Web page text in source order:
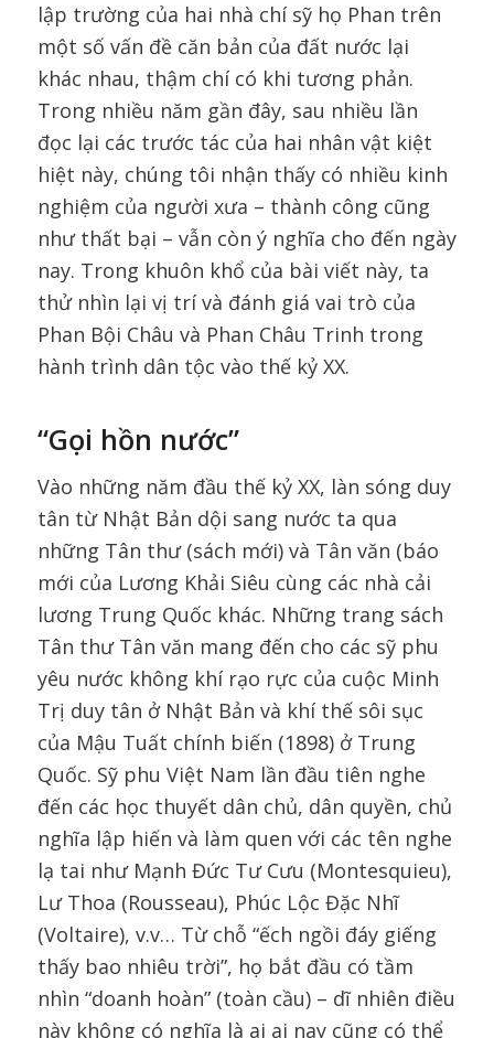
lập trường của hai nhà chí sỹ họ Phan trên
một số vấn đề căn bản của đất nước lại
khác nhau, thậm chí có khi tương phản.
Trong nhiều năm gần đây, sau nhiều lần
đọc lại các trước tác của hai nhân vật kiệt
hiệt này, chúng tôi nhận thấy có nhiều kinh
nghiệm của người xưa – thành công cũng
như thất bại – vẫn còn ý nghĩa cho đến ngày
nay. Trong khuôn khổ của bài viết này, ta
thử nhìn lại vị trí và đánh giá vai trò của
Phan Bội Châu và Phan Châu Trinh trong
hành trình dân tộc vào thế kỷ XX.
“Gọi hồn nước”
Vào những năm đầu thế kỷ XX, làn sóng duy
tân từ Nhật Bản dội sang nước ta qua
những Tân thư (sách mới) và Tân văn (báo
mới của Lương Khải Siêu cùng các nhà cải
lương Trung Quốc khác. Những trang sách
Tân thư Tân văn mang đến cho các sỹ phu
yêu nước không khí rạo rực của cuộc Minh
Trị duy tân ở Nhật Bản và khí thế sôi sục
của Mậu Tuất chính biến (1898) ở Trung
Quốc. Sỹ phu Việt Nam lần đầu tiên nghe
đến các học thuyết dân chủ, dân quyền, chủ
nghĩa lập hiến và làm quen với các tên nghe
lạ tai như Mạnh Đức Tư Cưu (Montesquieu),
Lư Thoa (Rousseau), Phúc Lộc Đặc Nhĩ
(Voltaire), v.v… Từ chỗ “ếch ngồi đáy giếng
thấy bao nhiêu trời”, họ bắt đầu có tầm
nhìn “doanh hoàn” (toàn cầu) – dĩ nhiên điều
này không có nghĩa là ai ai nay cũng có thể